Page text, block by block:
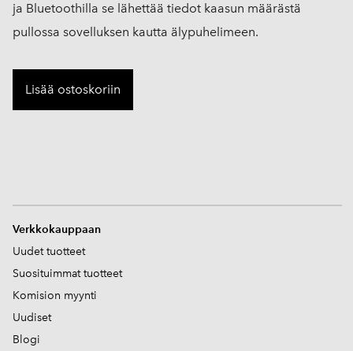
ja Bluetoothilla se lähettää tiedot kaasun määrästä
pullossa sovelluksen kautta älypuhelimeen.
Lisää ostoskoriin
Verkkokauppaan
Uudet tuotteet
Suosituimmat tuotteet
Komision myynti
Uudiset
Blogi